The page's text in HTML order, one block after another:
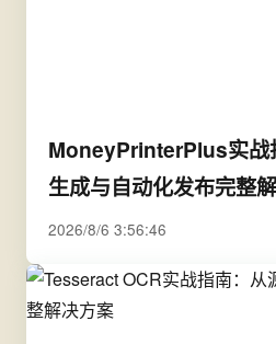
MoneyPrinterPlus实战
生成与自动化发布完整
2026/8/6 3:56:46